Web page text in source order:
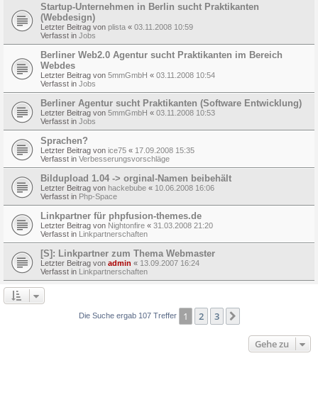
Startup-Unternehmen in Berlin sucht Praktikanten
(Webdesign)
Letzter Beitrag von plista « 03.11.2008 10:59
Verfasst in Jobs
Berliner Web2.0 Agentur sucht Praktikanten im Bereich
Webdes
Letzter Beitrag von 5mmGmbH « 03.11.2008 10:54
Verfasst in Jobs
Berliner Agentur sucht Praktikanten (Software Entwicklung)
Letzter Beitrag von 5mmGmbH « 03.11.2008 10:53
Verfasst in Jobs
Sprachen?
Letzter Beitrag von ice75 « 17.09.2008 15:35
Verfasst in Verbesserungsvorschläge
Bildupload 1.04 -> orginal-Namen beibehält
Letzter Beitrag von hackebube « 10.06.2008 16:06
Verfasst in Php-Space
Linkpartner für phpfusion-themes.de
Letzter Beitrag von Nightonfire « 31.03.2008 21:20
Verfasst in Linkpartnerschaften
[S]: Linkpartner zum Thema Webmaster
Letzter Beitrag von admin « 13.09.2007 16:24
Verfasst in Linkpartnerschaften
Die Suche ergab 107 Treffer 1 2 3
Gehe zu